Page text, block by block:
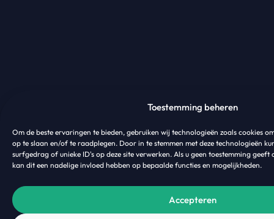
Toestemming beheren
Om de beste ervaringen te bieden, gebruiken wij technologieën zoals cookies
op te slaan en/of te raadplegen. Door in te stemmen met deze technologieën
surfgedrag of unieke ID's op deze site verwerken. Als u geen toestemming
kan dit een nadelige invloed hebben op bepaalde functies en mogelijkheden.
Accepteren